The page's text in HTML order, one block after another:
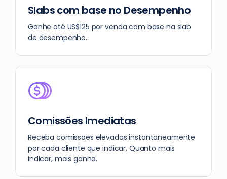
Slabs com base no Desempenho
Ganhe até US$125 por venda com base na slab
de desempenho.
Comissões Imediatas
Receba comissões elevadas instantaneamente
por cada cliente que indicar. Quanto mais
indicar, mais ganha.